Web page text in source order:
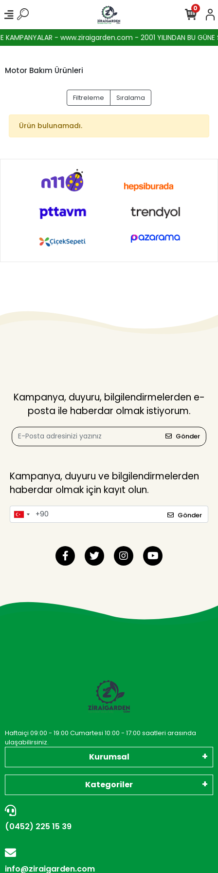
KAMPANYALAR - www.ziraigarden.com - 2001 YILINDAN BU GÜNE
0
Motor Bakım Ürünleri
Filtreleme Sıralama
Ürün bulunamadı.
Kampanya, duyuru, bilgilendirmelerden e-
posta ile haberdar olmak istiyorum.
Gönder
Kampanya, duyuru ve bilgilendirmelerden
haberdar olmak için kayıt olun.
Gönder
Haftaiçi 09:00 - 19:00 Cumartesi 10:00 - 17:00 saatleri arasında
ulaşabilirsiniz.
Kurumsal
Kategoriler
(0452) 225 15 39
info@ziraigarden.com